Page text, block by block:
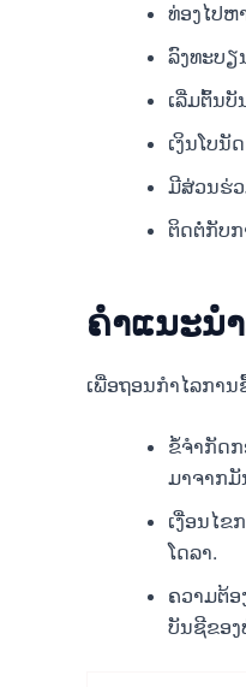
ທ່ອງໄປຫ
ລົງທະບ
ເລີ່ມຕົ້ນບັ
ເງິນໂບ
ມີສ່ວນຮ່
ຕິດຕໍ່ກັບກ
ຄໍາແນະນໍ
ເພື່ອຖອນກໍາໄລກາ
ຂໍ້ຈໍາກັດ
ມາຈາກມັ
ເງື່ອນໄ
ໂດລາ.
ຄວາມຕ້ອ
ບັນຊີຂອງ